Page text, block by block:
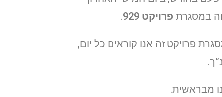
במסגרת פרויקט 929 .
פרויקט זה אנו קוראים כל יום,
מבראשית.